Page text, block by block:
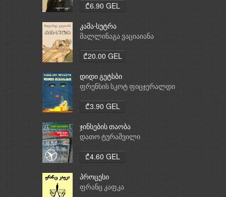
₾6.90 GEL
კამა-სუტრა
მალლინაგა ვაციაიანა
₾20.00 GEL
დიდი გეტსბი
ფრენსის სკოტ ფიცჯერალდი
₾3.90 GEL
ჯინსების თაობა
დათო ტურაშვილი
₾4.60 GEL
პროცესი
ფრანც კაფკა